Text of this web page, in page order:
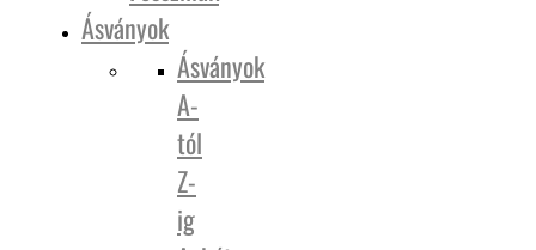
Ásványok
Ásványok
A-
tól
Z-
ig